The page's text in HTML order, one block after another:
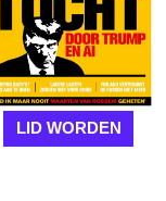
LID WORDEN